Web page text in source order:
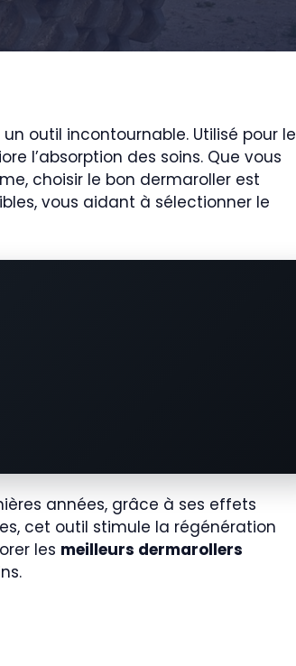
outil incontournable. Utilisé pour le
l’absorption des soins. Que vous
choisir le bon dermaroller est
vous aidant à sélectionner le
années, grâce à ses effets
cet outil stimule la régénération
les meilleurs dermarollers